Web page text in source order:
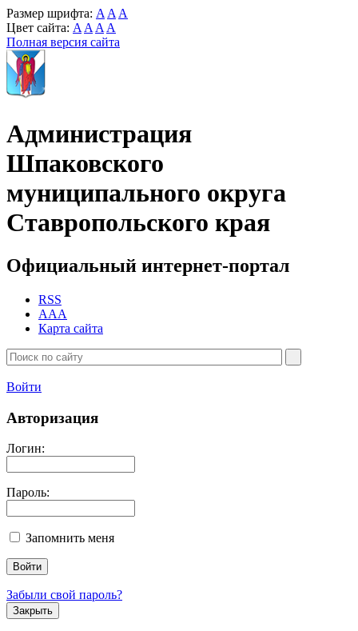
Размер шрифта: A A A
Цвет сайта: A A A A
Полная версия сайта
Администрация
Шпаковского
муниципального округа
Ставропольского края
Официальный интернет-портал
RSS
AAA
Карта сайта
Войти
Авторизация
Логин:
Пароль:
Запомнить меня
Забыли свой пароль?
Закрыть